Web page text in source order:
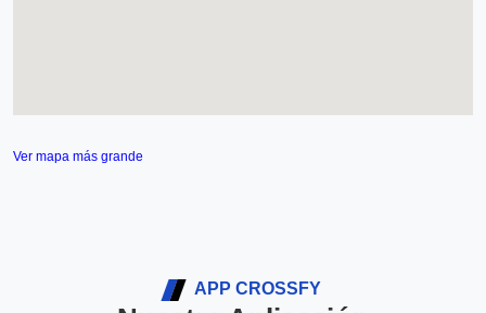
Ver mapa más grande
APP CROSSFY